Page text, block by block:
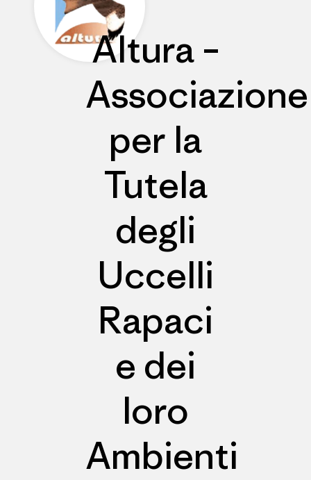
Altura –
Associazione
per la
Tutela
degli
Uccelli
Rapaci
e dei
loro
Ambienti